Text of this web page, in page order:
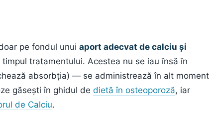
pe fondul unui aport adecvat de calciu și
tratamentului. Acestea nu se iau însă în
absorbția) — se administrează în alt moment
găsești în ghidul de dietă în osteoporoză, iar
de Calciu.